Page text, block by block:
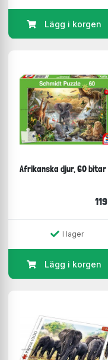
Lägg i korgen
Afrikanska djur, 60 bitar
119
I lager
Lägg i korgen